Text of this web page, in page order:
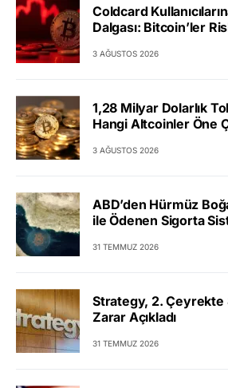
Coldcard
Dalgası: Bitcoin’ler
3 AĞUSTOS 2026
1,28 Milyar Dolarlık
Hangi Altcoinler Öne
3 AĞUSTOS 2026
ABD’den Hürmüz
ile Ödenen Sigorta
31 TEMMUZ 2026
Strategy, 2. Çeyrekte
Zarar Açıkladı
31 TEMMUZ 2026